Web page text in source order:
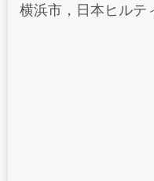
横浜市，日本ヒルテ